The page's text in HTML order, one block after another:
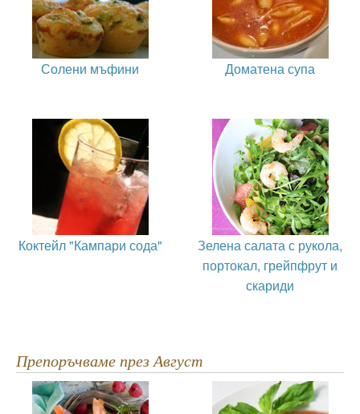
Солени мъфини Доматена супа
Коктейл "Кампари сода"
Зелена салата с рукола,
портокал, грейпфрут и
скариди
Препоръчваме през Август